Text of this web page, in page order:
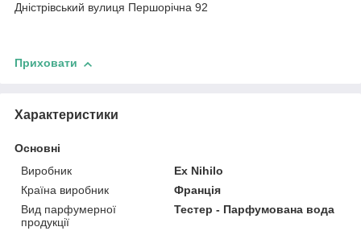
Дністрівський вулиця Першорічна 92
Приховати
Характеристики
Основні
Виробник
Ex Nihilo
Країна виробник
Франція
Вид парфумерної
продукції
Тестер - Парфумована вода